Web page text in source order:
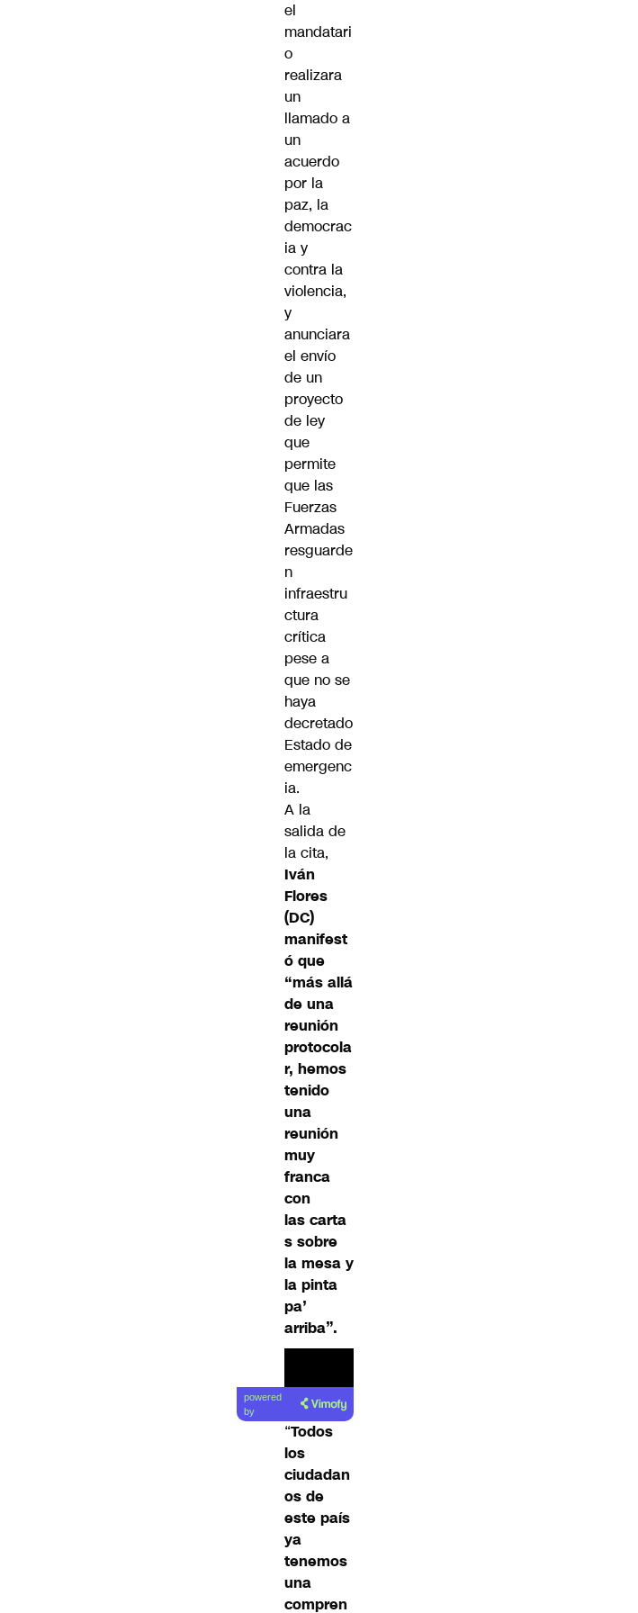
el
mandatari
o
realizara
un
llamado a
un
acuerdo
por la
paz, la
democrac
ia y
contra la
violencia,
y
anunciara
el envío
de un
proyecto
de ley
que
permite
que las
Fuerzas
Armadas
resguarde
n
infraestru
ctura
crítica
pese a
que no se
haya
decretado
Estado de
emergenc
ia.
A la
salida de
la cita,
Iván
Flores
(DC)
manifest
ó que
“más allá
de una
reunión
protocola
r, hemos
tenido
una
reunión
muy
franca
con
las carta
s sobre
la mesa y
la pinta
pa’
arriba”.
powered
by
“Todos
los
ciudadan
os de
este país
ya
tenemos
una
compren